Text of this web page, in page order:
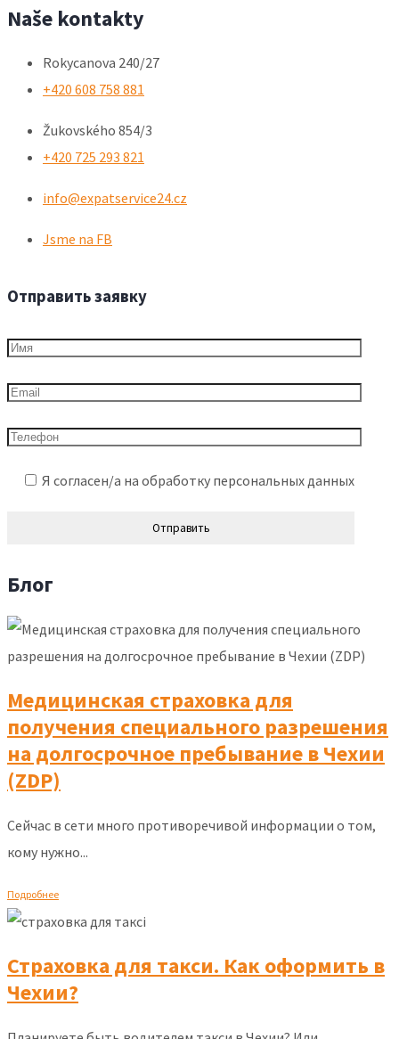
Naše kontakty
Rokycanova 240/27
+420 608 758 881
Žukovského 854/3
+420 725 293 821
info@expatservice24.cz
Jsme na FB
Отправить заявку
Я согласен/а на обработку персональных данных
Блог
Медицинская страховка для
получения специального разрешения
на долгосрочное пребывание в Чехии
(ZDP)
Сейчас в сети много противоречивой информации о том,
кому нужно...
Подробнее
Страховка для такси. Как оформить в
Чехии?